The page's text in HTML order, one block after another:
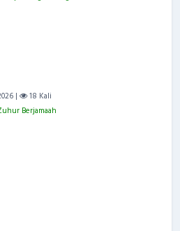
|
18 Kali
Berjamaah